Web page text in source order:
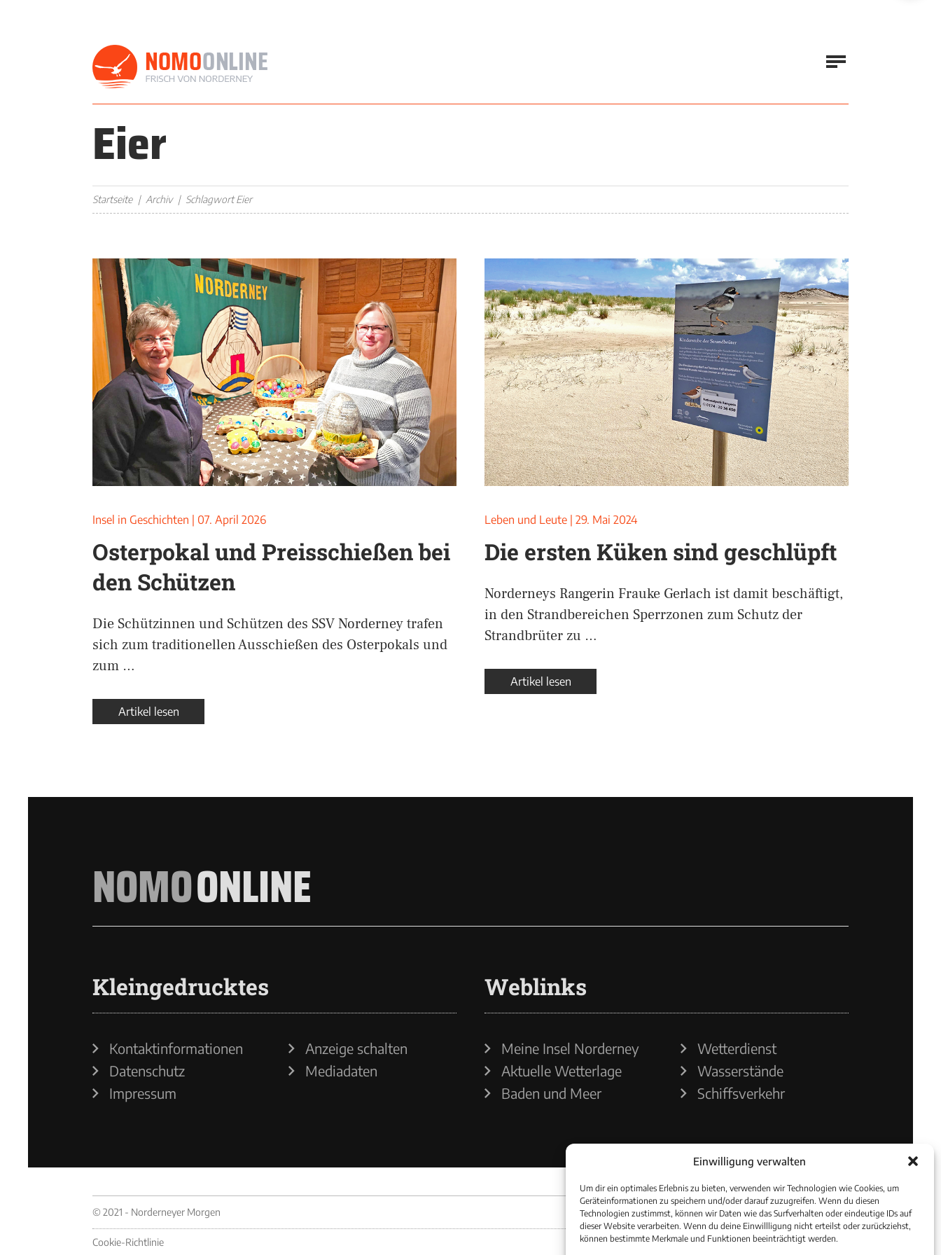
Einwilligung verwalten
Um dir ein optimales Erlebnis zu bieten, verwenden wir Technologien wie Cookies, um
Geräteinformationen zu speichern und/oder darauf zuzugreifen. Wenn du diesen
Technologien zustimmst, können wir Daten wie das Surfverhalten oder eindeutige IDs auf
dieser Website verarbeiten. Wenn du deine Einwillligung nicht erteilst oder zurückziehst,
können bestimmte Merkmale und Funktionen beeinträchtigt werden.
Eier
Startseite Archiv Schlagwort Eier
Insel in Geschichten 07. April 2026
Osterpokal und Preisschießen bei
den Schützen
Die Schützinnen und Schützen des SSV Norderney trafen
sich zum traditionellen Ausschießen des Osterpokals und
zum …
Artikel lesen
Leben und Leute 29. Mai 2024
Die ersten Küken sind geschlüpft
Norderneys Rangerin Frauke Gerlach ist damit beschäftigt,
in den Strandbereichen Sperrzonen zum Schutz der
Strandbrüter zu …
Artikel lesen
NOMOONLINE
Kleingedrucktes
Kontaktinformationen
Datenschutz
Impressum
Anzeige schalten
Mediadaten
Weblinks
Meine Insel Norderney
Aktuelle Wetterlage
Baden und Meer
Wetterdienst
Wasserstände
Schiffsverkehr
© 2021 - Norderneyer Morgen
Cookie-Richtlinie